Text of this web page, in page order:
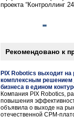
проекта “Контроллинг
Рекомендовано к
PIX Robotics выходит
комплексным
бизнеса в едином
Компания PIX Robotics,
повышения
объявила о выходе на
отечественной CPM-